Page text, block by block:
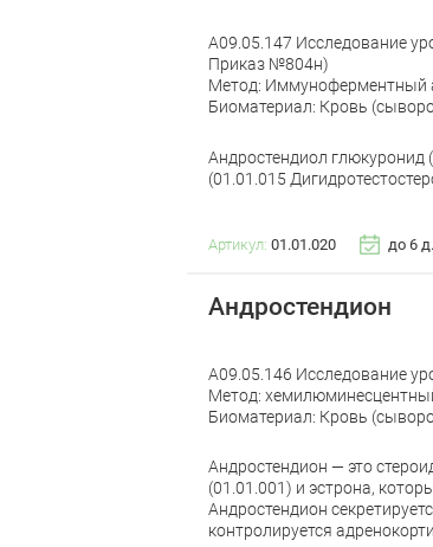
A09.05.147 Исследование
Приказ №804н)
Метод: Иммуноферментный
Биоматериал: Кровь
Андростендиол глюкуронид
(01.01.015
Артикул: 01.01.020 до 6 д.
Андростендион
A09.05.146 Исследование
Метод:
Биоматериал: Кровь
Андростендион — это
(01.01.001) и эстрона,
Андростендион
контролируется